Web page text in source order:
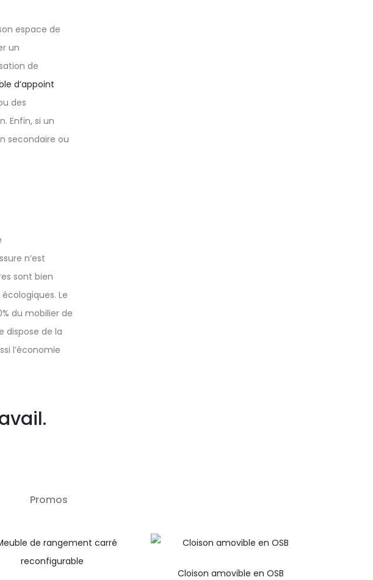
espace de
un
de
d’appoint
des
Enfin, si un
secondaire ou
n’est
sont bien
Le
du mobilier de
dispose de la
l’économie
Promos
Cloison amovible en OSB